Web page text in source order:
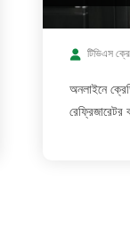
টিভিএস
অনলাইনে